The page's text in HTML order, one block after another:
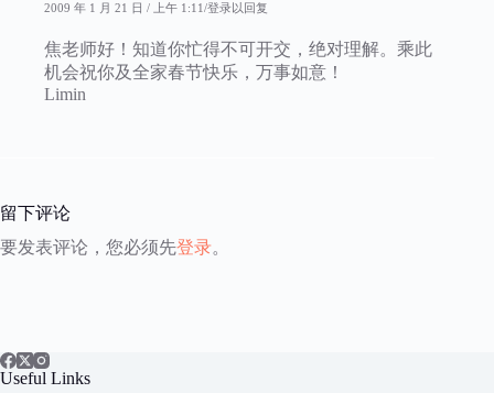
2009 年 1 月 21 日 / 上午 1:11 登录以回复
焦老师好！知道你忙得不可开交，绝对理解。乘此
机会祝你及全家春节快乐，万事如意！
Limin
留下评论
要发表评论，您必须先登录。
Useful Links